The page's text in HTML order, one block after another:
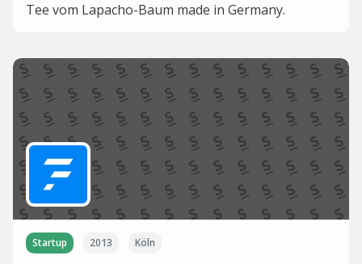
Tee vom Lapacho-Baum made in Germany.
Startup 2013 Köln